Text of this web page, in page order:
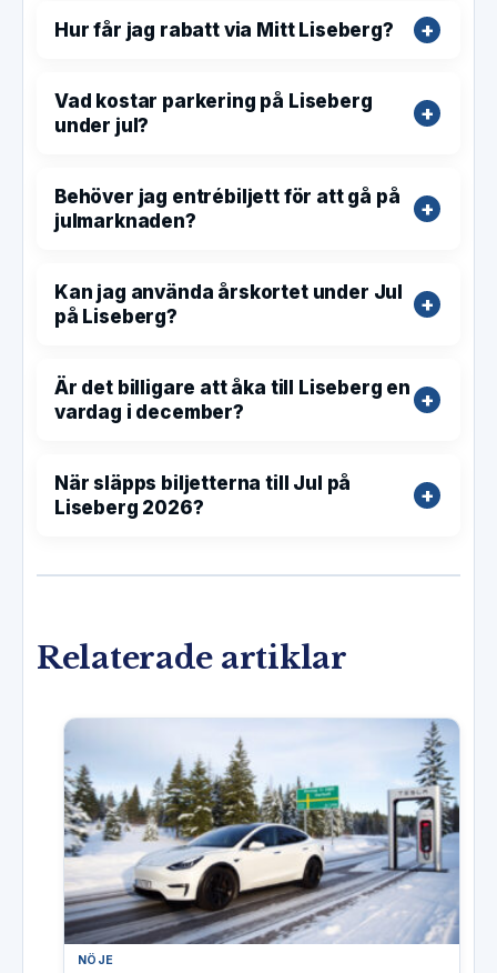
Hur får jag rabatt via Mitt Liseberg?
Vad kostar parkering på Liseberg
under jul?
Behöver jag entrébiljett för att gå på
julmarknaden?
Kan jag använda årskortet under Jul
på Liseberg?
Är det billigare att åka till Liseberg en
vardag i december?
När släpps biljetterna till Jul på
Liseberg 2026?
Relaterade artiklar
NÖJE